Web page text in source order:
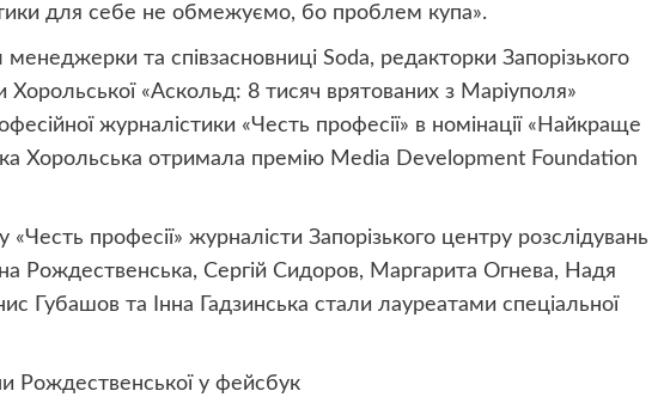
для себе не обмежуємо, бо проблем купа».
та співзасновниці Soda, редакторки Запорізького
Хорольської «Аскольд: 8 тисяч врятованих з Маріуполя»
журналістики «Честь професії» в номінації «Найкраще
Хорольська отримала премію Media Development Foundation
професії» журналісти Запорізького центру розслідувань
Рождественська, Сергій Сидоров, Маргарита Огнева, Надя
Губашов та Інна Гадзинська стали лауреатами спеціальної
Рождественської у фейсбук